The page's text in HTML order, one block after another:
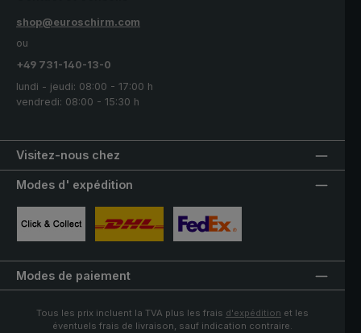
Visitez-nous chez
shop@euroschirm.com
ou
+49 731-140-13-0
lundi - jeudi: 08:00 - 17:00 h
vendredi: 08:00 - 15:30 h
Modes d' expédition
Modes de paiement
Tous les prix incluent la TVA plus les frais d'expédition et les
éventuels frais de livraison, sauf indication contraire.